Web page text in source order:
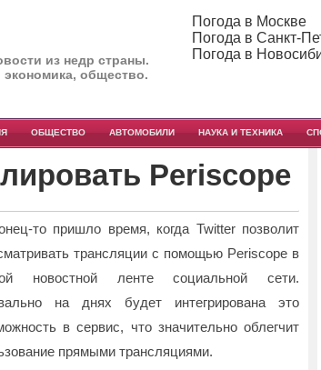
из недр страны.
экономика, общество.
Погода в Москве
Погода в Санкт-
Погода в
ОБЩЕСТВО АВТОМОБИЛИ НАУКА И ТЕХНИКА
Periscope
то пришло время, когда Twitter позволит
трансляции с помощью Periscope в
новостной ленте социальной сети.
на днях будет интегрирована это
в сервис, что значительно облегчит
прямыми трансляциями.